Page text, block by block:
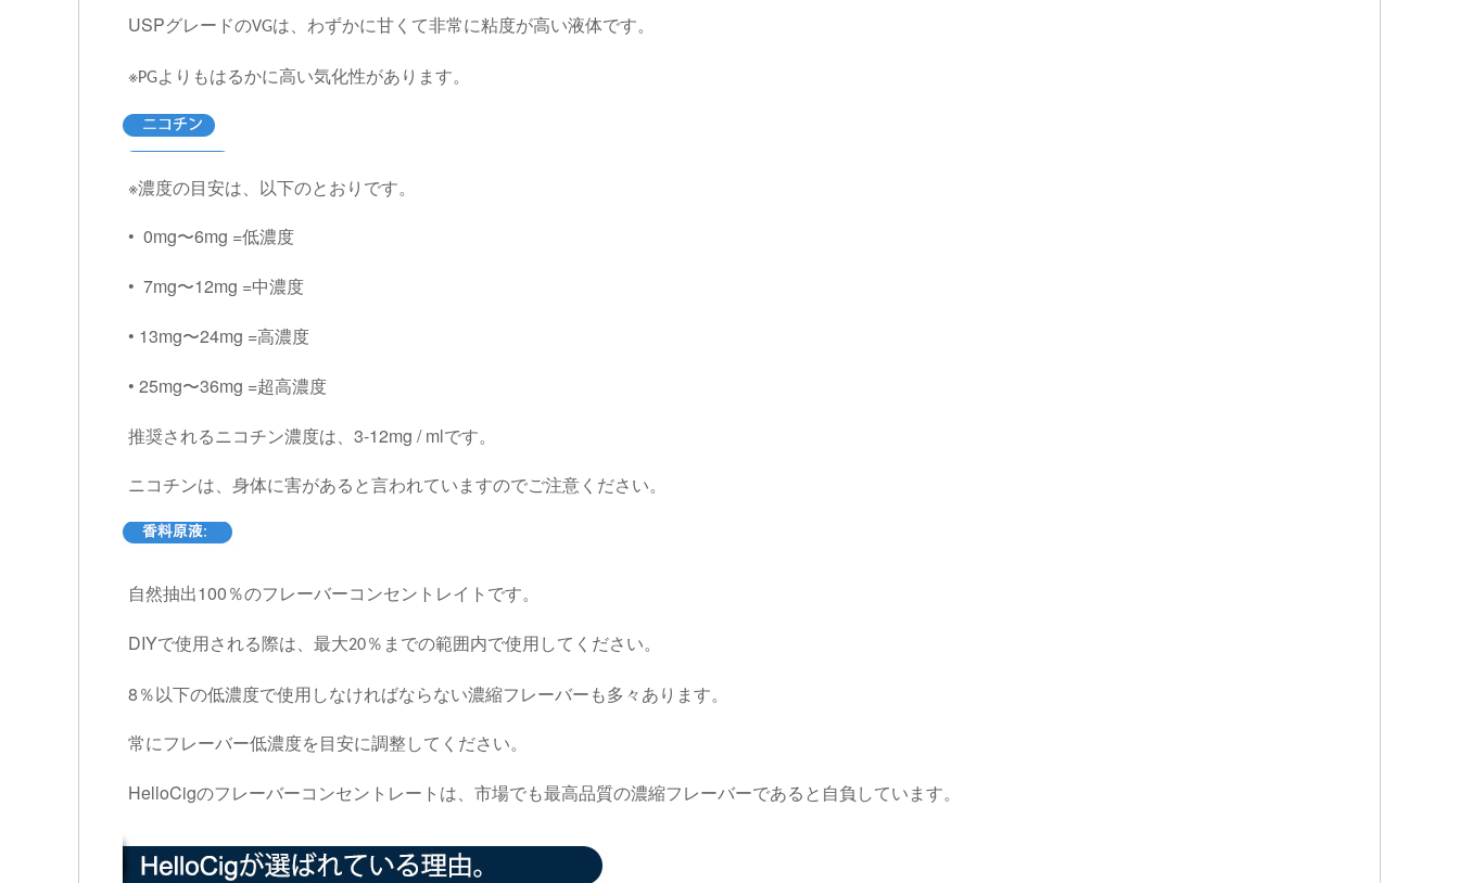
USPグレードのVGは、わずかに甘くて非常に粘度が高い液体です。
※PGよりもはるかに高い気化性があります。
※濃度の目安は、以下のとおりです。
• 0mg〜6mg =低濃度
• 7mg〜12mg =中濃度
• 13mg〜24mg =高濃度
• 25mg〜36mg =超高濃度
推奨されるニコチン濃度は、 3-12mg / mlです。
ニコチンは、身体に害があると言われていますのでご注意ください。
自然抽出100 ％のフレーバーコンセントレイトです。
DIYで使用される際は、最大20％までの範囲内で使用してください。
8 ％以下の低濃度で使用しなければならない濃縮フレーバーも多々あります。
常にフレーバー低濃度を目安に調整してください。
HelloCigのフレーバーコンセントレートは、市場でも最高品質の濃縮フレーバーであると自負しています。